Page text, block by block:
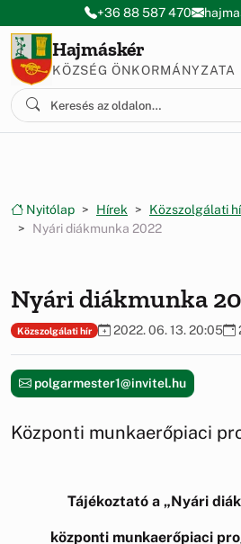
Ugrás a menüre
Ugrás a tartalomra
+36 88 587 470
Hajmáskér
KÖZSÉG ÖNKORMÁNYZATA
Nyitólap Hírek
Közszolgálati
Nyári diákmunka 2022
Nyári diákmunka
Közszolgálati hír 2022. 06. 13. 20:05
polgarmester1@invitel.hu
Központi munkaerőpiaci
Tájékoztató a „Nyári
központi munkaerőpiaci